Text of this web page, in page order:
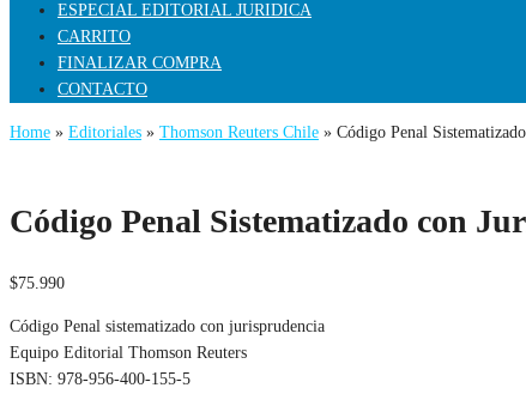
ESPECIAL EDITORIAL JURIDICA
CARRITO
FINALIZAR COMPRA
CONTACTO
Home » Editoriales » Thomson Reuters Chile » Código Penal
Código Penal Sistematizado con
$75.990
Código Penal sistematizado con jurisprudencia
Equipo Editorial Thomson Reuters
ISBN: 978-956-400-155-5